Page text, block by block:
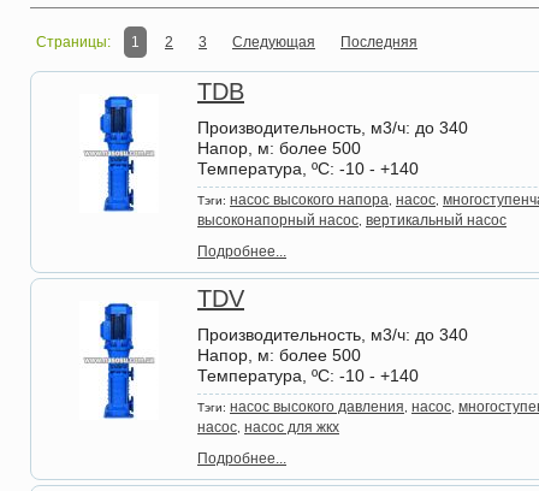
Страницы: 1 2 3 Следующая Последняя
TDB
Производительность, м3/ч: до 340
Напор, м: более 500
Температура, ºС: -10 - +140
Тэги: насос высокого напора насос
высоконапорный насос вертикальный насос
Подробнее...
TDV
Производительность, м3/ч: до 340
Напор, м: более 500
Температура, ºС: -10 - +140
Тэги: насос высокого давления насос
насос насос для жкх
Подробнее...